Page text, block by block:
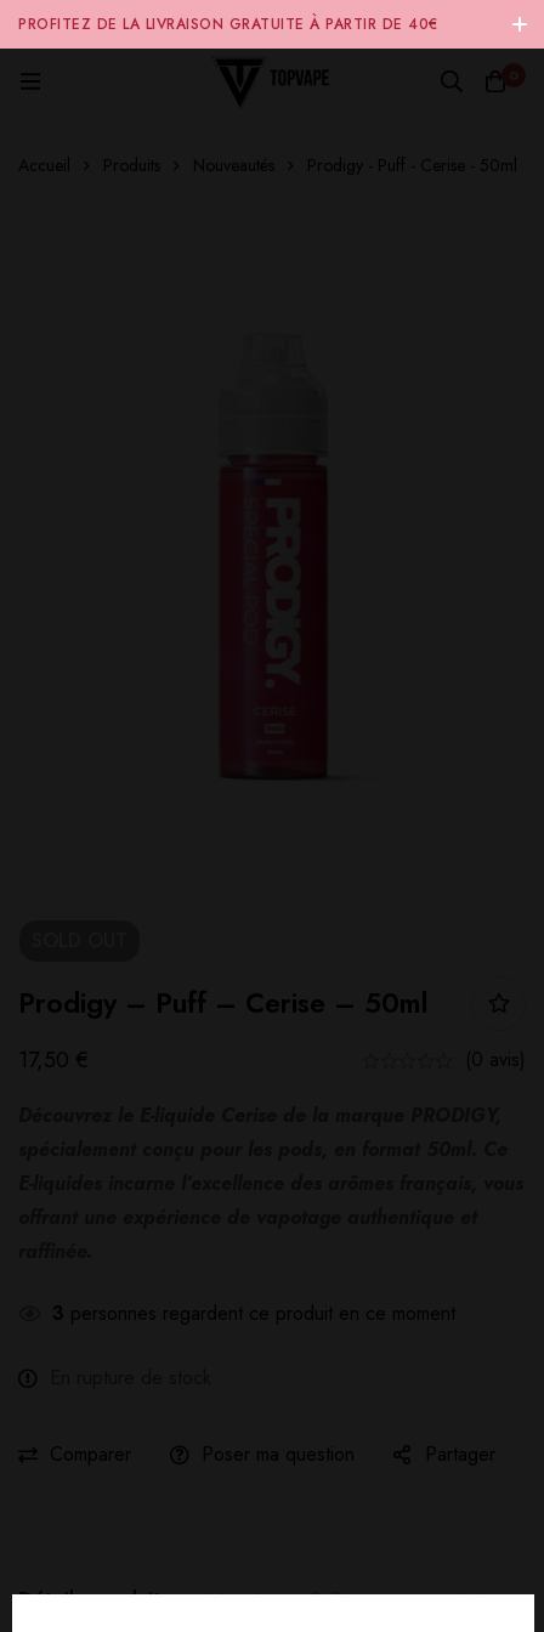
PROFITEZ DE LA LIVRAISON GRATUITE À PARTIR DE 40€
D'ACHAT SUR NOTRE SITE INTERNET 🚚
Accueil Produits Nouveautés Prodigy - Puff - Cerise - 50ml
Prodigy – Puff – Cerise – 50ml
17,50 €
(0 avis)
3 personnes regardent ce produit en ce moment
Comparer Poser ma question Partager
Détails produit Livraisons & Retours Avis